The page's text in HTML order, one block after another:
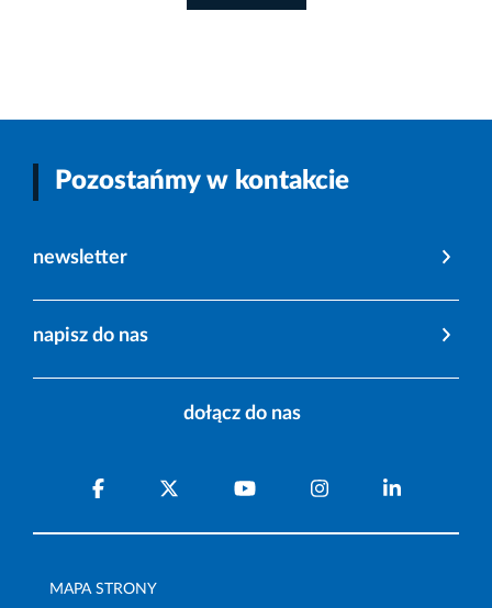
Pozostańmy w kontakcie
newsletter
napisz do nas
dołącz do nas
MAPA STRONY